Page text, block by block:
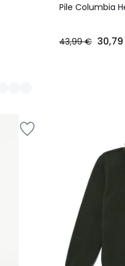
Pile Columbia
43,99 €
Colori